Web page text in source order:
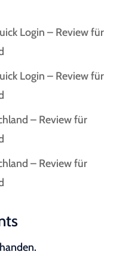
Login – Review für
Login – Review für
– Review für
– Review für